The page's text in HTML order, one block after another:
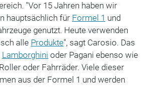
"Vor 15 Jahren haben wir
hauptsächlich für Formel 1 und
genutzt. Heute verwenden
alle Produkte", sagt Carosio. Das
Lamborghini oder Pagani ebenso wie
oder Fahrräder. Viele dieser
aus der Formel 1 und werden